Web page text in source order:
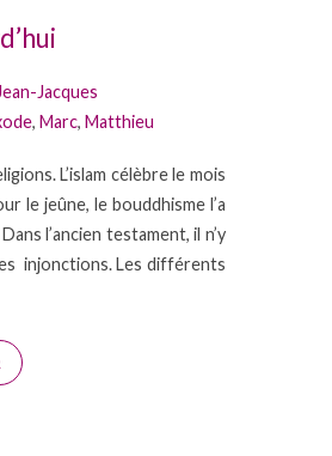
Jacques
,Marc,Matthieu
L’islam célèbre le mois
le jeûne, le bouddhisme l’a
l’ancien testament, il n’y
injonctions. Les différents